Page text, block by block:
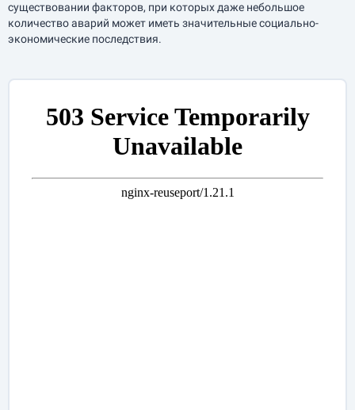
существовании факторов, при которых даже небольшое
количество аварий может иметь значительные социально-
экономические последствия.